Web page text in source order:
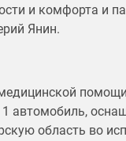
и комфорта и
Янин.
1 автомобиль,
область во